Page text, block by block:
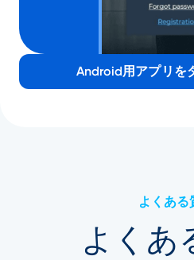
Android用アプリを
よくある
よくあ